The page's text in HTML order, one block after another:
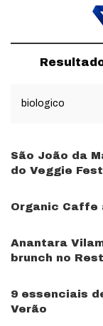
São João da
do Veggie Fest
Organic Caffe
Anantara
brunch no
9 essenciais
Verão